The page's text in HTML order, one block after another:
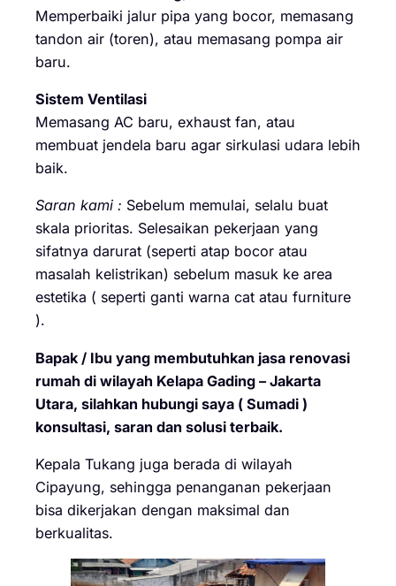
Memperbaiki jalur pipa yang bocor, memasang
tandon air (toren), atau memasang pompa air
baru.
Sistem Ventilasi
Memasang AC baru, exhaust fan, atau
membuat jendela baru agar sirkulasi udara lebih
baik.
Saran kami : Sebelum memulai, selalu buat
skala prioritas. Selesaikan pekerjaan yang
sifatnya darurat (seperti atap bocor atau
masalah kelistrikan) sebelum masuk ke area
estetika ( seperti ganti warna cat atau furniture
).
Bapak / Ibu yang membutuhkan jasa renovasi
rumah di wilayah Kelapa Gading – Jakarta
Utara, silahkan hubungi saya ( Sumadi )
konsultasi, saran dan solusi terbaik.
Kepala Tukang juga berada di wilayah
Cipayung, sehingga penanganan pekerjaan
bisa dikerjakan dengan maksimal dan
berkualitas.